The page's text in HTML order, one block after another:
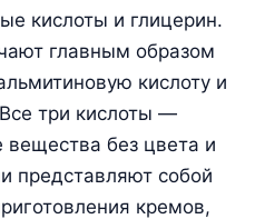
кислоты и глицерин.
главным образом
кислоту и
три кислоты —
без цвета и
представляют собой
кремов,